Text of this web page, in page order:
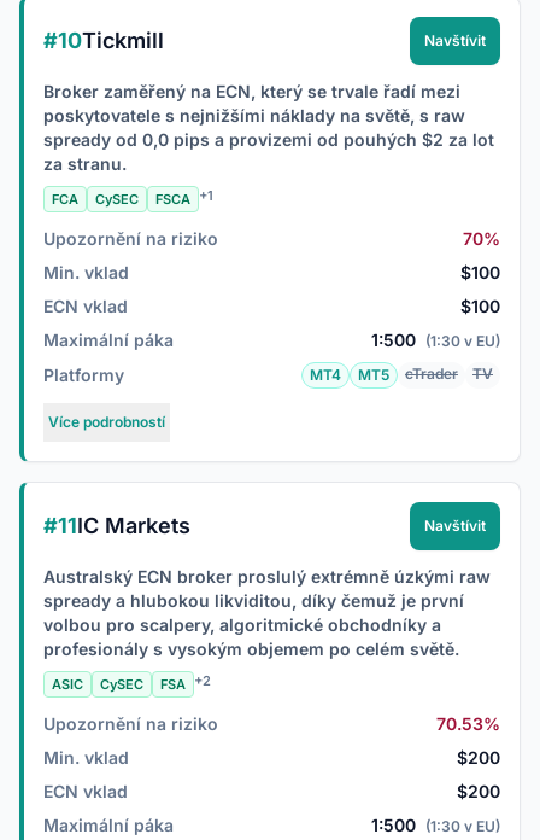
#10Tickmill Navštívit
Broker zaměřený na ECN, který se trvale řadí mezi
poskytovatele s nejnižšími náklady na světě, s raw
spready od 0,0 pips a provizemi od pouhých $2 za lot
za stranu.
FCA CySEC FSCA +1
Upozornění na riziko
70%
Min. vklad
$100
ECN vklad
$100
Maximální páka
1:500 (1:30 v EU)
Platformy MT4 MT5 cTrader TV
Více podrobností
#11IC Markets Navštívit
Australský ECN broker proslulý extrémně úzkými raw
spready a hlubokou likviditou, díky čemuž je první
volbou pro scalpery, algoritmické obchodníky a
profesionály s vysokým objemem po celém světě.
ASIC CySEC FSA +2
Upozornění na riziko
70.53%
Min. vklad
$200
ECN vklad
$200
Maximální páka
1:500 (1:30 v EU)